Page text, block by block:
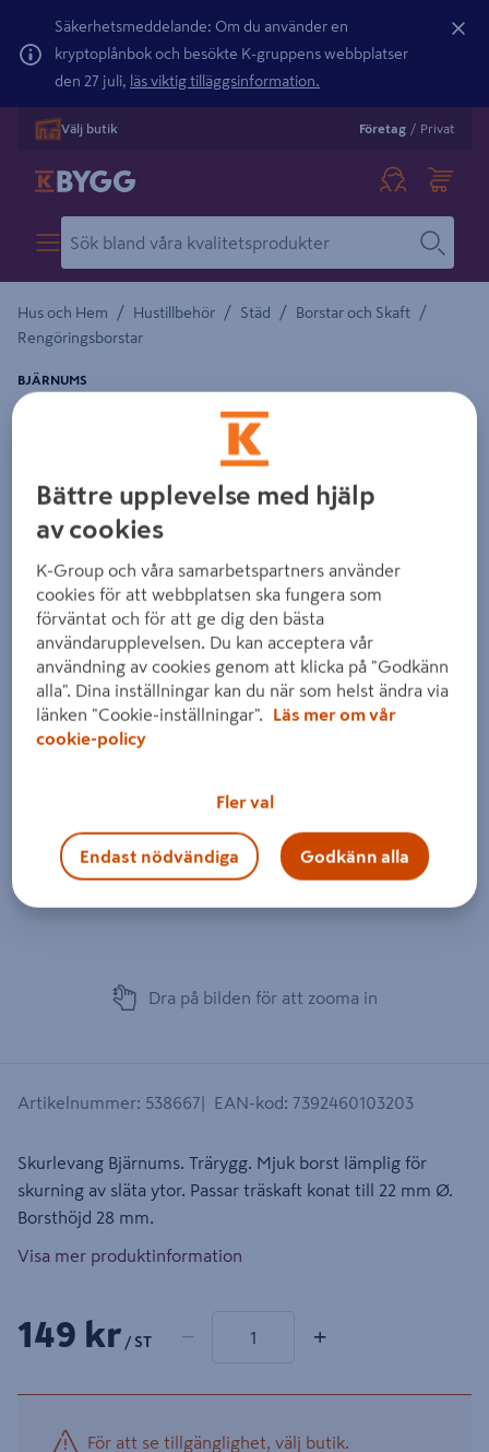
Säkerhetsmeddelande: Om du använder en
kryptoplånbok och besökte K-gruppens webbplatser
den 27 juli, läs viktig tilläggsinformation.
Välj butik Företag / Privat
Hus och Hem / Hustillbehör / Städ / Borstar och Skaft /
Rengöringsborstar
LEVANG BJÄRNUMS 300X45 VIT FIBER
BJÄRNUMS
Detaljerad beskrivning finns i produktbeskrivningsområdet
Dra på bilden för att zooma in
Artikelnummer: 538667 EAN-kod: 7392460103203
Skurlevang Bjärnums. Trärygg. Mjuk borst lämplig för
skurning av släta ytor. Passar träskaft konat till 22 mm Ø.
Borsthöjd 28 mm.
Visa mer produktinformation
149 kr / ST − +
För att se tillgänglighet, välj butik.
Bättre upplevelse med hjälp
av cookies
K-Group och våra samarbetspartners använder
cookies för att webbplatsen ska fungera som
förväntat och för att ge dig den bästa
användarupplevelsen. Du kan acceptera vår
användning av cookies genom att klicka på "Godkänn
alla". Dina inställningar kan du när som helst ändra via
länken "Cookie-inställningar".
Läs mer om vår
cookie-policy
Fler val
Endast nödvändiga Godkänn alla